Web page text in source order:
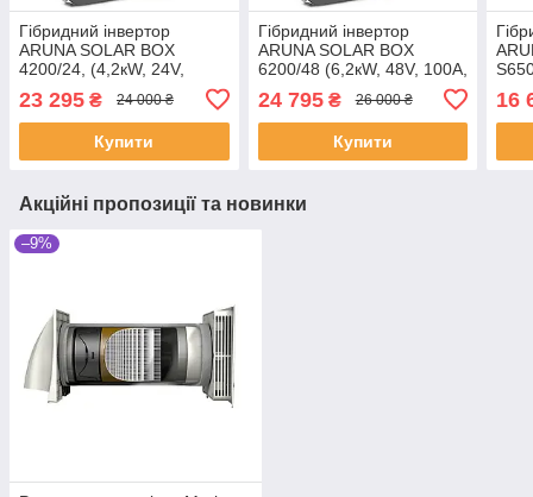
Гібридний інвертор
ARUNA SOLAR BOX
4200/24, (4,2кW, 24V,
23 295 ₴ 24 000 ₴
Купити
Гібридний інвертор
ARUNA SOLAR BOX
6200/48 (6,2кW, 48V, 100A,
24 795₴ 26 000 ₴
Купити
16
Акційні пропозиції та новинки
–9%